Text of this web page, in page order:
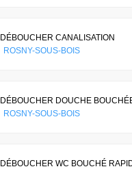
DÉBOUCHER CANALISATION
ROSNY-SOUS-BOIS
DÉBOUCHER DOUCHE
ROSNY-SOUS-BOIS
DÉBOUCHER WC BOUCHÉ